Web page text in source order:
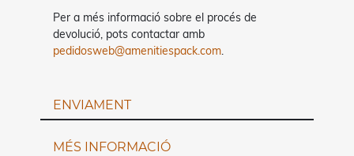
Per a més informació sobre el procés de
devolució, pots contactar amb
pedidosweb@amenitiespack.com.
ENVIAMENT
MÉS INFORMACIÓ